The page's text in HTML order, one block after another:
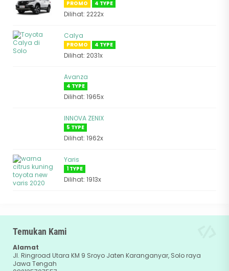
PROMO 4 TYPE
Dilihat: 2222x
Calya
PROMO 4 TYPE
Dilihat: 2031x
Avanza
4 TYPE
Dilihat: 1965x
INNOVA ZENIX
5 TYPE
Dilihat: 1962x
Yaris
1 TYPE
Dilihat: 1913x
Temukan Kami
Alamat
Jl. Ringroad Utara KM 9 Sroyo Jaten Karanganyar, Solo raya
Jawa Tengah